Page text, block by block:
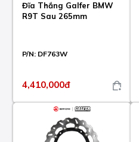
Đĩa Thắng Galfer BMW
R9T Sau 265mm
P/N: DF763W
4,410,000đ